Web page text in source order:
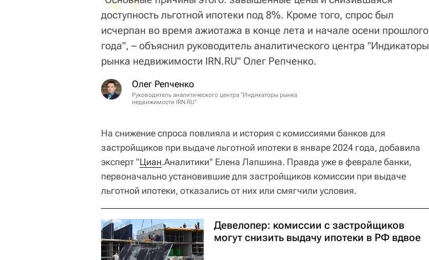
доступность льготной ипотеки под 8%. Кроме того, спрос был
исчерпан во время ажиотажа в конце лета и начале осени прошлого
года", – объяснил руководитель аналитического центра "Индикаторы
рынка недвижимости IRN.RU" Олег Репченко.
Олег Репченко
Руководитель аналитического центра "Индикаторы рынка
недвижимости IRN.RU"
На снижение спроса повлияла и история с комиссиями банков для
застройщиков при выдаче льготной ипотеки в январе 2024 года, добавила
эксперт "Циан.Аналитики" Елена Лапшина. Правда уже в феврале банки,
первоначально установившие для застройщиков комиссии при выдаче
льготной ипотеки, отказались от них или смягчили условия.
Девелопер: комиссии с застройщиков
могут снизить выдачу ипотеки в РФ вдвое